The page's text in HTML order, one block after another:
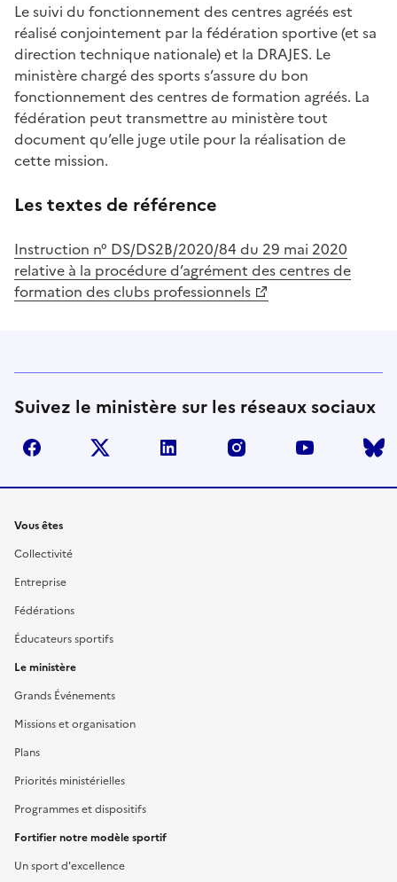
Le suivi du fonctionnement des centres agréés est
réalisé conjointement par la fédération sportive (et sa
direction technique nationale) et la DRAJES. Le
ministère chargé des sports s’assure du bon
fonctionnement des centres de formation agréés. La
fédération peut transmettre au ministère tout
document qu’elle juge utile pour la réalisation de
cette mission.
Les textes de référence
Instruction n° DS/DS2B/2020/84 du 29 mai 2020
relative à la procédure d’agrément des centres de
formation des clubs professionnels
Suivez le ministère sur les réseaux sociaux
facebook twitter linkedin instagram youtube
Liens
Vous êtes
Collectivité
Entreprise
Fédérations
Éducateurs sportifs
Le ministère
Grands Événements
Missions et organisation
Plans
Priorités ministérielles
Programmes et dispositifs
Fortifier notre modèle sportif
Un sport d'excellence